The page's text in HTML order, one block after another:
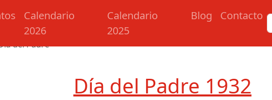
Calendario
2026
Calendario
2025
Blog Contacto
del Padre
Día del Padre 1932